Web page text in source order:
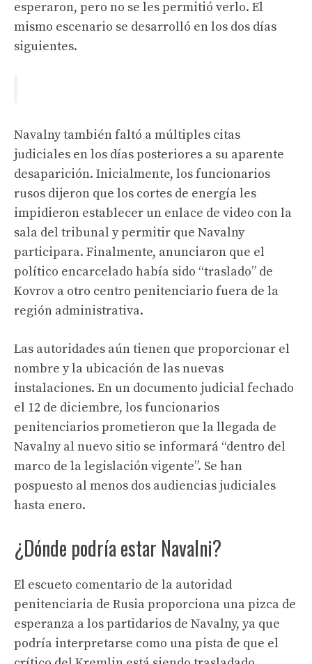
esperaron, pero no se les permitió verlo. El
mismo escenario se desarrolló en los dos días
siguientes.
Navalny también faltó a múltiples citas
judiciales en los días posteriores a su aparente
desaparición. Inicialmente, los funcionarios
rusos dijeron que los cortes de energía les
impidieron establecer un enlace de video con la
sala del tribunal y permitir que Navalny
participara. Finalmente, anunciaron que el
político encarcelado había sido “traslado” de
Kovrov a otro centro penitenciario fuera de la
región administrativa.
Las autoridades aún tienen que proporcionar el
nombre y la ubicación de las nuevas
instalaciones. En un documento judicial fechado
el 12 de diciembre, los funcionarios
penitenciarios prometieron que la llegada de
Navalny al nuevo sitio se informará “dentro del
marco de la legislación vigente”. Se han
pospuesto al menos dos audiencias judiciales
hasta enero.
¿Dónde podría estar Navalni?
El escueto comentario de la autoridad
penitenciaria de Rusia proporciona una pizca de
esperanza a los partidarios de Navalny, ya que
podría interpretarse como una pista de que el